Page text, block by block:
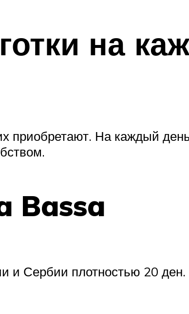
на
приобретают. На каждый
Bassa
и Сербии плотностью 20 ден.